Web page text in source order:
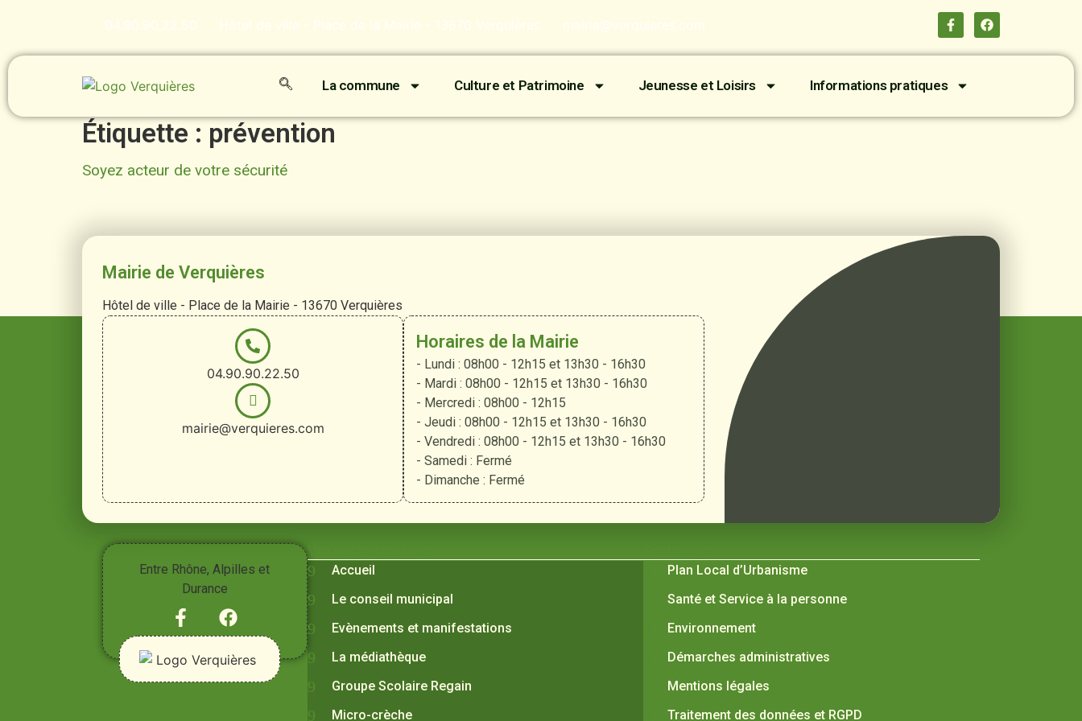
04.90.90.22.50 Hôtel de ville - Place de la Mairie - 13670 Verquières mairie@verquieres.com
La commune Culture et Patrimoine Jeunesse et Loisirs Informations pratiques
Étiquette : prévention
Soyez acteur de votre sécurité
Mairie de Verquières
Hôtel de ville - Place de la Mairie - 13670 Verquières
04.90.90.22.50
mairie@verquieres.com
Horaires de la Mairie
- Lundi : 08h00 - 12h15 et 13h30 - 16h30
- Mardi : 08h00 - 12h15 et 13h30 - 16h30
- Mercredi : 08h00 - 12h15
- Jeudi : 08h00 - 12h15 et 13h30 - 16h30
- Vendredi : 08h00 - 12h15 et 13h30 - 16h30
- Samedi : Fermé
- Dimanche : Fermé
Entre Rhône, Alpilles et
Durance
Vivre à Verquières
Accueil
Le conseil municipal
Evènements et manifestations
La médiathèque
Groupe Scolaire Regain
Micro-crèche
Plan Local d’Urbanisme
Santé et Service à la personne
Environnement
Démarches administratives
Mentions légales
Traitement des données et RGPD